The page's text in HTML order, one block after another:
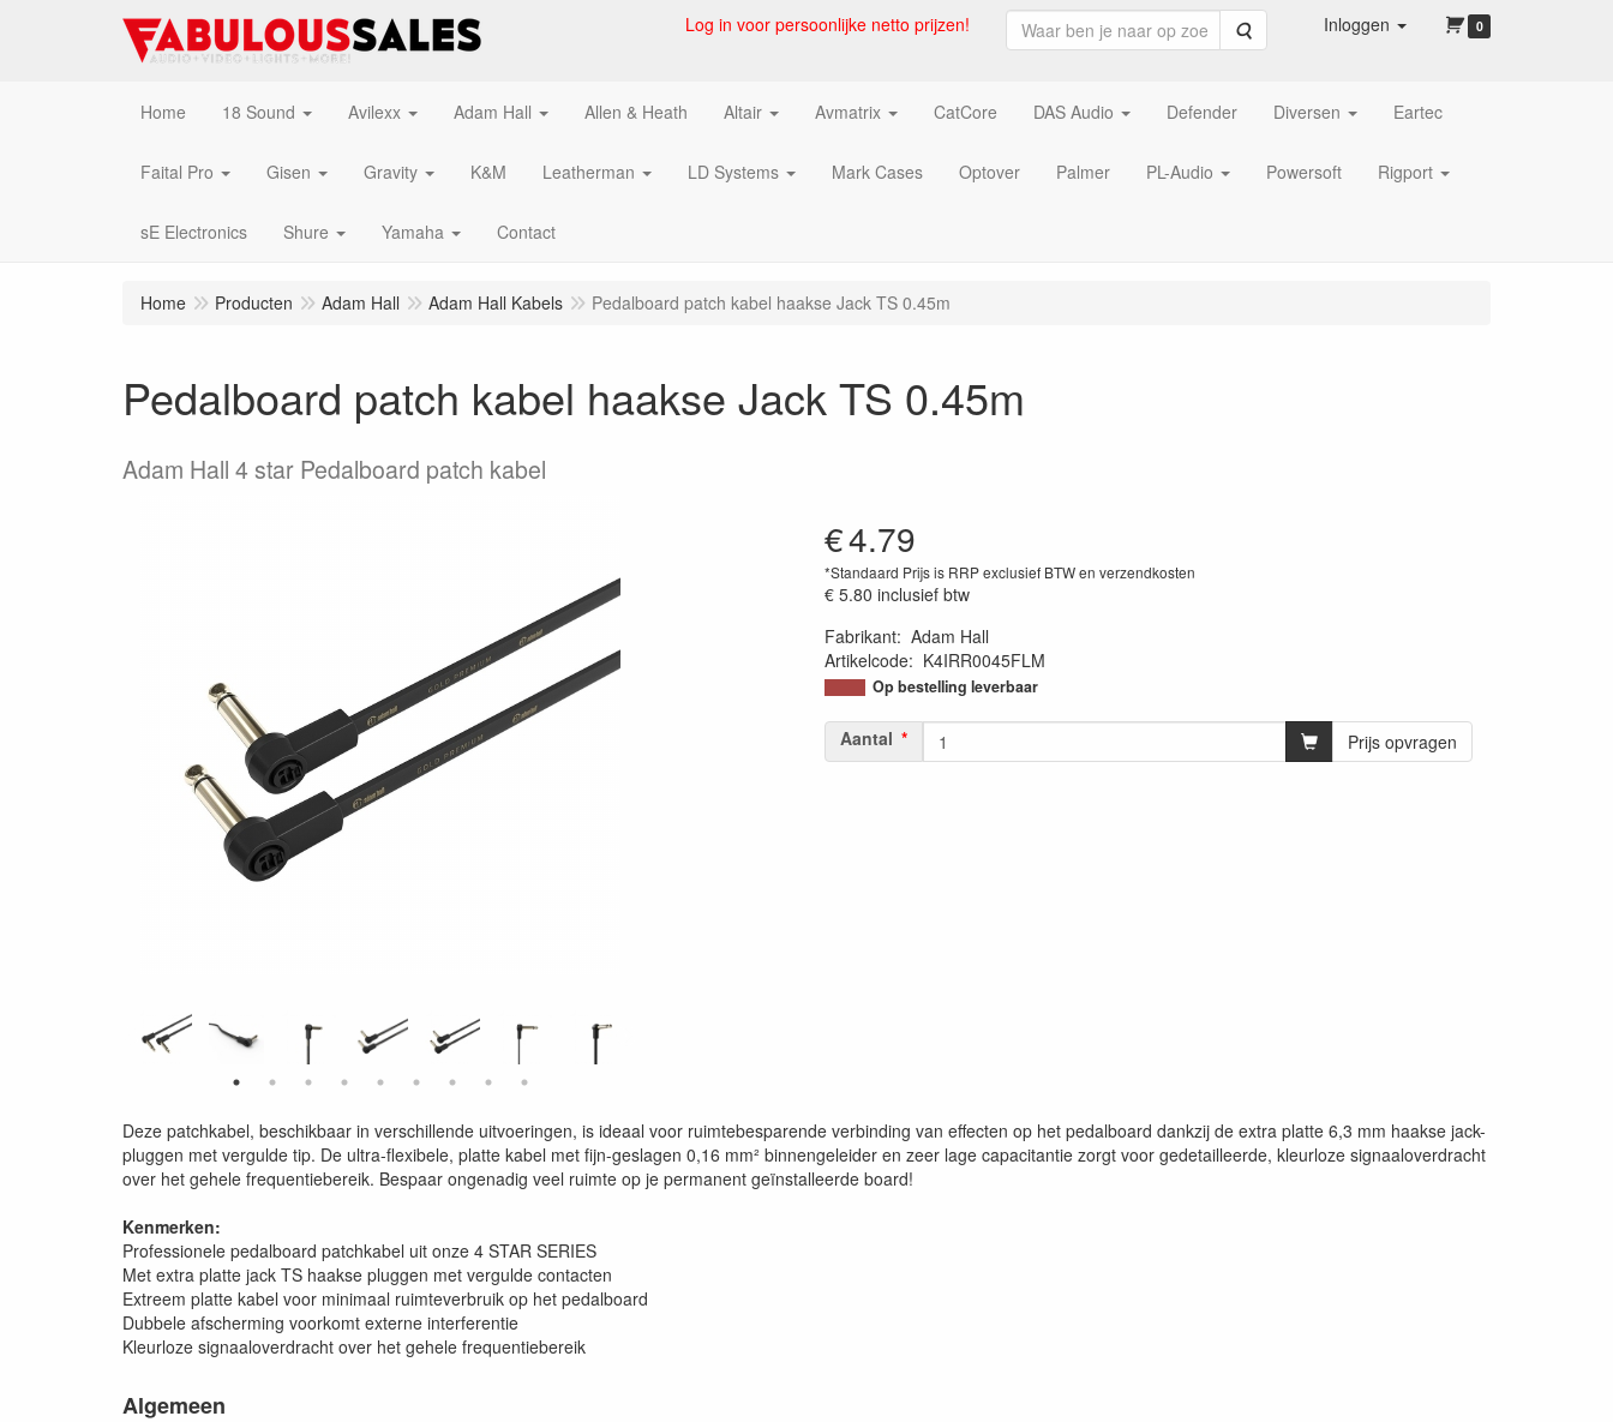
Log in voor persoonlijke netto prijzen! Zoeken Inloggen 0
Home 18 Sound Avilexx Adam Hall Allen & Heath Altair Avmatrix CatCore DAS Audio Defender Diversen Eartec
Faital Pro Gisen Gravity K&M Leatherman LD Systems Mark Cases Optover Palmer PL-Audio Powersoft Rigport
sE Electronics Shure Yamaha Contact
Home Producten Adam Hall Adam Hall Kabels Pedalboard patch kabel haakse Jack TS 0.45m
Pedalboard patch kabel haakse Jack TS 0.45m
Adam Hall 4 star Pedalboard patch kabel
€4.79
*Standaard Prijs is RRP exclusief BTW en verzendkosten
€ 5.80 inclusief btw
Fabrikant: Adam Hall
Artikelcode: K4IRR0045FLM
Op bestelling leverbaar
Aantal Prijs opvragen
Deze patchkabel, beschikbaar in verschillende uitvoeringen, is ideaal voor ruimtebesparende verbinding van effecten op het pedalboard dankzij de extra platte 6,3 mm haakse jack-
pluggen met vergulde tip. De ultra-flexibele, platte kabel met fijn-geslagen 0,16 mm² binnengeleider en zeer lage capacitantie zorgt voor gedetailleerde, kleurloze signaaloverdracht
over het gehele frequentiebereik. Bespaar ongenadig veel ruimte op je permanent geïnstalleerde board!
Kenmerken:
Professionele pedalboard patchkabel uit onze 4 STAR SERIES
Met extra platte jack TS haakse pluggen met vergulde contacten
Extreem platte kabel voor minimaal ruimteverbruik op het pedalboard
Dubbele afscherming voorkomt externe interferentie
Kleurloze signaaloverdracht over het gehele frequentiebereik
Algemeen